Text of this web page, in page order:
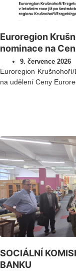
Euroregion
nominace na
9. července 2026
Euroregion
na udělení Ceny
SOCIÁLNÍ
BANKU